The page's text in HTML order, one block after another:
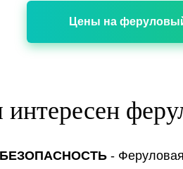
Цены на
-